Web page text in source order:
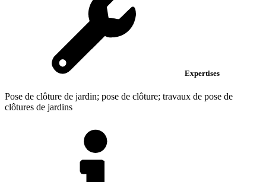
Expertises
Pose de clôture de jardin; pose de clôture; travaux de pose de
clôtures de jardins